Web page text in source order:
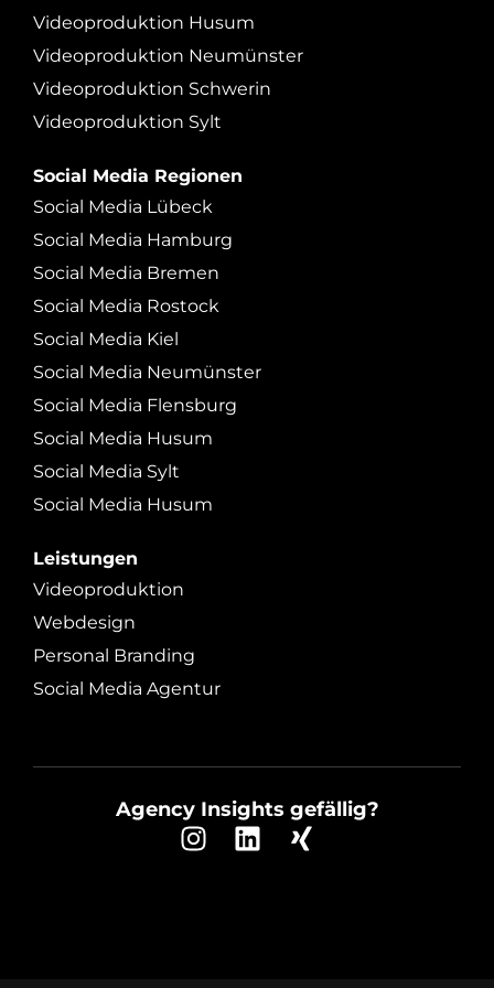
Videoproduktion Husum
Videoproduktion Neumünster
Videoproduktion Schwerin
Videoproduktion Sylt
Social Media Regionen
Social Media Lübeck
Social Media Hamburg
Social Media Bremen
Social Media Rostock
Social Media Kiel
Social Media Neumünster
Social Media Flensburg
Social Media Husum
Social Media Sylt
Social Media Husum
Leistungen
Videoproduktion
Webdesign
Personal Branding
Social Media Agentur
Agency Insights gefällig?